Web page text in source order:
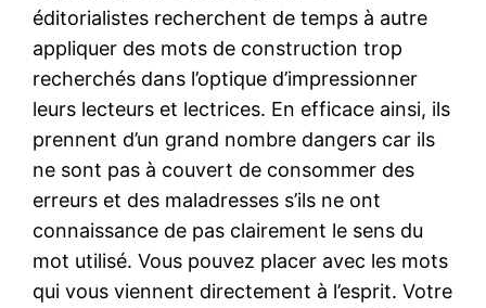
éditorialistes recherchent de temps à autre
appliquer des mots de construction trop
recherchés dans l’optique d’impressionner
leurs lecteurs et lectrices. En efficace ainsi, ils
prennent d’un grand nombre dangers car ils
ne sont pas à couvert de consommer des
erreurs et des maladresses s’ils ne ont
connaissance de pas clairement le sens du
mot utilisé. Vous pouvez placer avec les mots
qui vous viennent directement à l’esprit. Votre